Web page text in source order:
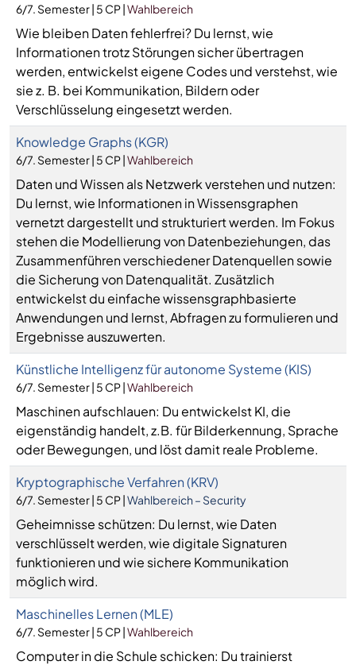
6/7. Semester | 5 CP |Wahlbereich
Wie bleiben Daten fehlerfrei? Du lernst, wie
Informationen trotz Störungen sicher übertragen
werden, entwickelst eigene Codes und verstehst, wie
sie z. B. bei Kommunikation, Bildern oder
Verschlüsselung eingesetzt werden.
Knowledge Graphs (KGR)
6/7. Semester | 5 CP |Wahlbereich
Daten und Wissen als Netzwerk verstehen und nutzen:
Du lernst, wie Informationen in Wissensgraphen
vernetzt dargestellt und strukturiert werden. Im Fokus
stehen die Modellierung von Datenbeziehungen, das
Zusammenführen verschiedener Datenquellen sowie
die Sicherung von Datenqualität. Zusätzlich
entwickelst du einfache wissensgraphbasierte
Anwendungen und lernst, Abfragen zu formulieren und
Ergebnisse auszuwerten.
Künstliche Intelligenz für autonome Systeme (KIS)
6/7. Semester | 5 CP |Wahlbereich
Maschinen aufschlauen: Du entwickelst KI, die
eigenständig handelt, z.B. für Bilderkennung, Sprache
oder Bewegungen, und löst damit reale Probleme.
Kryptographische Verfahren (KRV)
6/7. Semester | 5 CP |Wahlbereich – Security
Geheimnisse schützen: Du lernst, wie Daten
verschlüsselt werden, wie digitale Signaturen
funktionieren und wie sichere Kommunikation
möglich wird.
Maschinelles Lernen (MLE)
6/7. Semester | 5 CP |Wahlbereich
Computer in die Schule schicken: Du trainierst